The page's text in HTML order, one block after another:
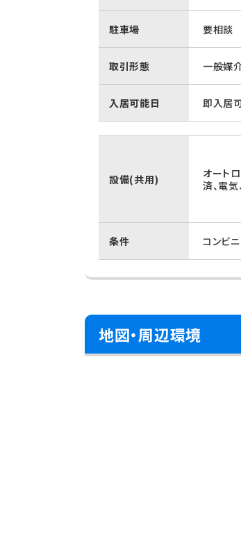
駐車場 要相談
取引形態 一般媒
入居可能日 即入居
設備(共用)
オート
済、電
条件 コンビ
地図・周辺環境